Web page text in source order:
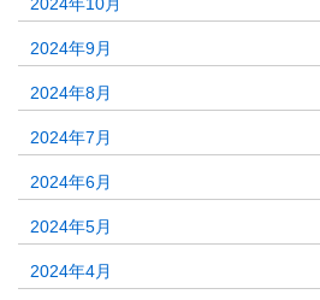
2024年10月
2024年9月
2024年8月
2024年7月
2024年6月
2024年5月
2024年4月